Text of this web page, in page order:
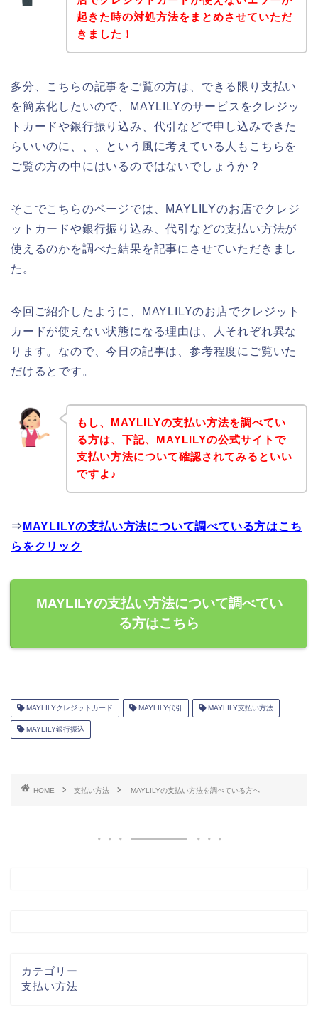
起きた時の対処方法をまとめさせていただ
きました！
多分、こちらの記事をご覧の方は、できる限り支払い
を簡素化したいので、MAYLILYのサービスをクレジッ
トカードや銀行振り込み、代引などで申し込みできた
らいいのに、、、という風に考えている人もこちらを
ご覧の方の中にはいるのではないでしょうか？
そこでこちらのページでは、MAYLILYのお店でクレジ
ットカードや銀行振り込み、代引などの支払い方法が
使えるのかを調べた結果を記事にさせていただきまし
た。
今回ご紹介したように、MAYLILYのお店でクレジット
カードが使えない状態になる理由は、人それぞれ異な
ります。なので、今日の記事は、参考程度にご覧いた
だけるとです。
もし、MAYLILYの支払い方法を調べてい
る方は、下記、MAYLILYの公式サイトで
支払い方法について確認されてみるといい
ですよ♪
⇒ MAYLILYの支払い方法について調べている方はこち
らをクリック
MAYLILYの支払い方法について調べてい
る方はこちら
MAYLILYクレジットカード MAYLILY代引 MAYLILY支払い方法
MAYLILY銀行振込
HOME 支払い方法 MAYLILYの支払い方法を調べている方へ
カテゴリー
支払い方法